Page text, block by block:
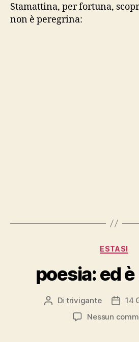
Stamattina, per fortuna,
non è peregrina:
ESTASI
poesia: ed
Autore
articolo
Di trivigante
Data
14
Nessun